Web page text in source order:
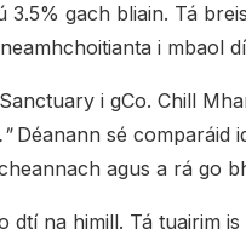
gach bliain. Tá
i mbaol
i gCo. Chill
Déanann sé comparáid
agus a rá go
dtí na himill. Tá tuairim